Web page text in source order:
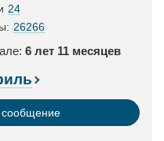
24
26266
6 лет 11 месяцев
сообщение